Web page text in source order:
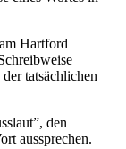
Hartford
tatsächlichen
den
aussprechen.